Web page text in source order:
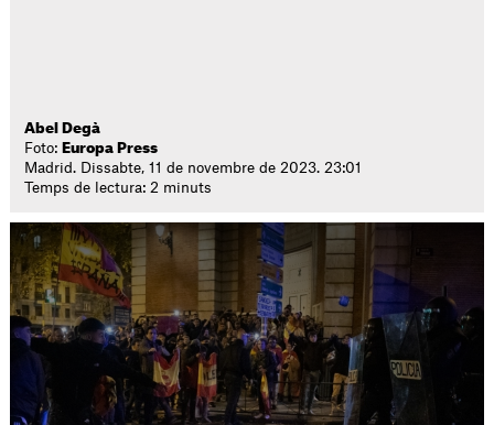
Abel Degà
Foto: Europa Press
Madrid. Dissabte, 11 de novembre de 2023. 23:01
Temps de lectura: 2 minuts